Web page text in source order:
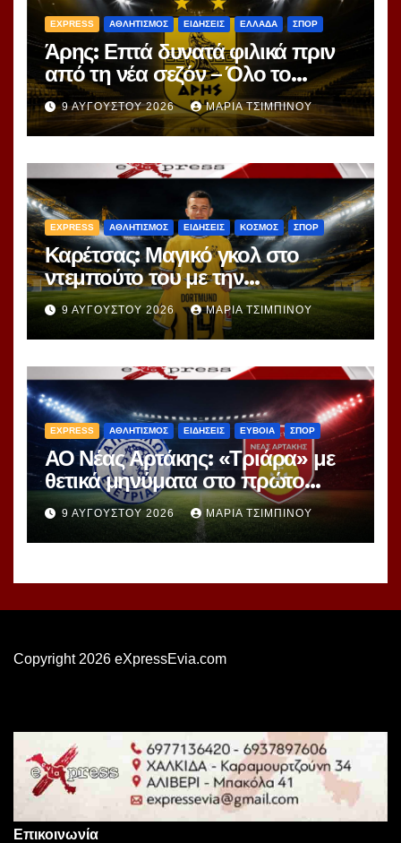
EXPRESS ΑΘΛΗΤΙΣΜΟΣ ΕΙΔΗΣΕΙΣ ΕΛΛΑΔΑ ΣΠΟΡ
Άρης: Επτά δυνατά φιλικά πριν
από τη νέα σεζόν – Όλο το
πρόγραμμα
9 ΑΥΓΟΎΣΤΟΥ 2026 ΜΑΡΊΑ ΤΣΙΜΠΙΝΟΎ
EXPRESS ΑΘΛΗΤΙΣΜΟΣ ΕΙΔΗΣΕΙΣ ΚΟΣΜΟΣ ΣΠΟΡ
Καρέτσας: Μαγικό γκολ στο
ντεμπούτο του με την
Ντόρτμουντ!
9 ΑΥΓΟΎΣΤΟΥ 2026 ΜΑΡΊΑ ΤΣΙΜΠΙΝΟΎ
EXPRESS ΑΘΛΗΤΙΣΜΟΣ ΕΙΔΗΣΕΙΣ ΕΥΒΟΙΑ ΣΠΟΡ
ΑΟ Νέας Αρτάκης: «Τριάρα» με
θετικά μηνύματα στο πρώτο
φιλικό
9 ΑΥΓΟΎΣΤΟΥ 2026 ΜΑΡΊΑ ΤΣΙΜΠΙΝΟΎ
Copyright 2026 eXpressEvia.com
Επικοινωνία